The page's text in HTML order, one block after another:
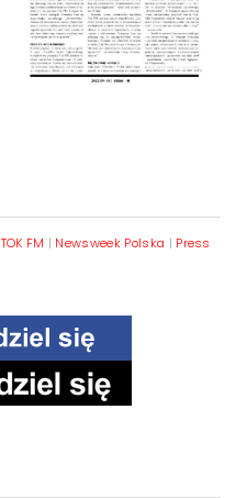
TOK FM | Newsweek Polska | Press